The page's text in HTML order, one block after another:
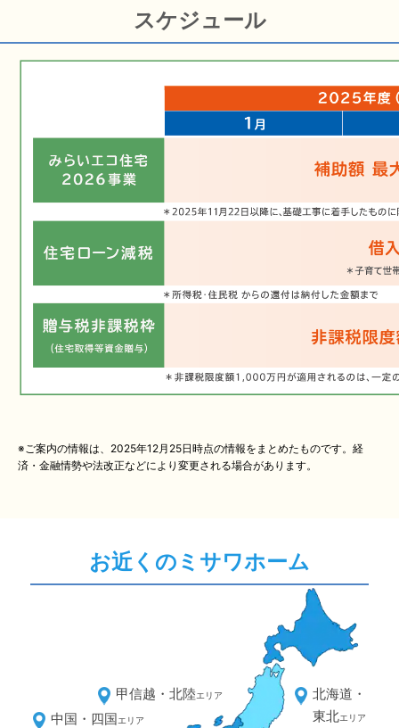
スケジュール
※ご案内の情報は、2025年12月25日時点の情報をまとめたものです。経
済・金融情勢や法改正などにより変更される場合があります。
お近くのミサワホーム
北海道・
東北エリア
甲信越・北陸エリア
中国・四国エリア